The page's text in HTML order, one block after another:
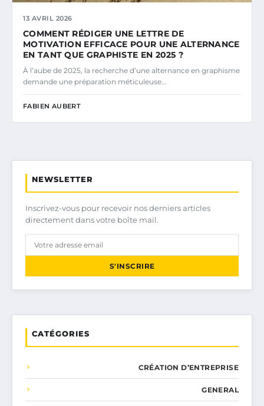
13 AVRIL 2026
COMMENT RÉDIGER UNE LETTRE DE
MOTIVATION EFFICACE POUR UNE ALTERNANCE
EN TANT QUE GRAPHISTE EN 2025 ?
À l’aube de 2025, la recherche d’une alternance en graphisme
demande une préparation méticuleuse…
FABIEN AUBERT
NEWSLETTER
Inscrivez-vous pour recevoir nos derniers articles
directement dans votre boîte mail.
S'INSCRIRE
CATÉGORIES
CRÉATION D’ENTREPRISE
GENERAL